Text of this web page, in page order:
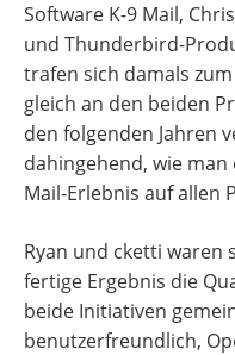
Software K-9 Mail,
und Thunderbird-
trafen sich damals
gleich an den beiden
den folgenden Jahren
dahingehend, wie
Mail-Erlebnis auf allen
Ryan und cketti waren
fertige Ergebnis die
beide Initiativen
benutzerfreundlich,